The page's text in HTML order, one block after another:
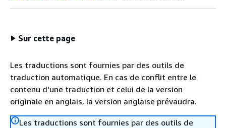
Sur cette page
Les traductions sont fournies par des outils de
traduction automatique. En cas de conflit entre le
contenu d'une traduction et celui de la version
originale en anglais, la version anglaise prévaudra.
Les traductions sont fournies par des outils de